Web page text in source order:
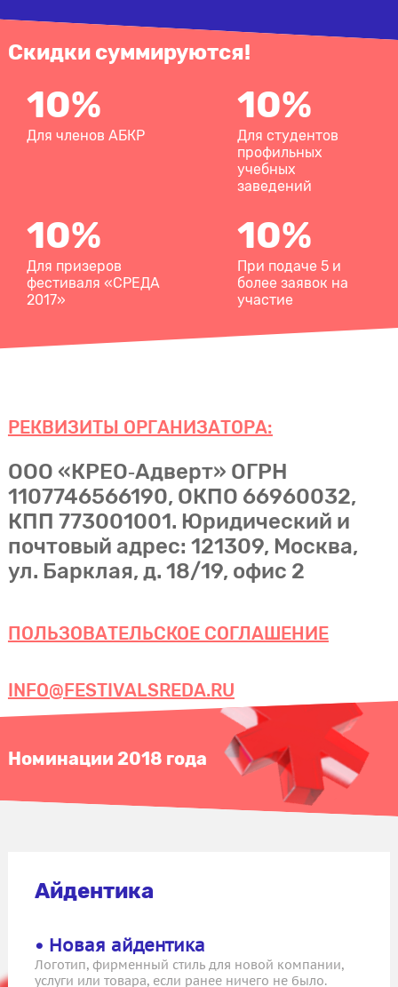
Скидки суммируются!
10%
Для членов АБКР
10%
Для студентов
профильных
учебных
заведений
10%
Для призеров
фестиваля «СРЕДА
2017»
10%
При подаче 5 и
более заявок на
участие
РЕКВИЗИТЫ ОРГАНИЗАТОРА:
ООО «КРЕО‐Адверт» ОГРН
1107746566190, ОКПО 66960032,
КПП 773001001. Юридический и
почтовый адрес: 121309, Москва,
ул. Барклая, д. 18/19, офис 2
ПОЛЬЗОВАТЕЛЬСКОЕ СОГЛАШЕНИЕ
INFO@FESTIVALSREDA.RU
Номинации 2018 года
Айдентика
• Новая айдентика
Логотип, фирменный стиль для новой компании,
услуги или товара, если ранее ничего не было.